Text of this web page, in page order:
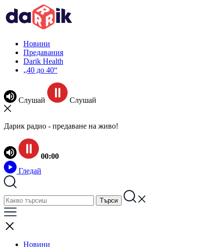
Новини
Предавания
Darik Health
„40 до 40“
Слушай Слушай
Дарик радио - предаване на живо!
00:00
Гледай
Новини